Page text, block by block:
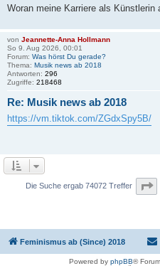
Woran meine Karriere als Künstlerin
von Jeannette-Anna Hollmann
So 9. Aug 2026, 00:01
Forum: Was hörst Du gerade?
Thema: Musik news ab 2018
Antworten: 296
Zugriffe: 218468
Re: Musik news ab 2018
https://vm.tiktok.com/ZGdxSpy5B/
Die Suche ergab 74072 Treffer
Feminismus ab (Since) 2018
Powered by phpBB®